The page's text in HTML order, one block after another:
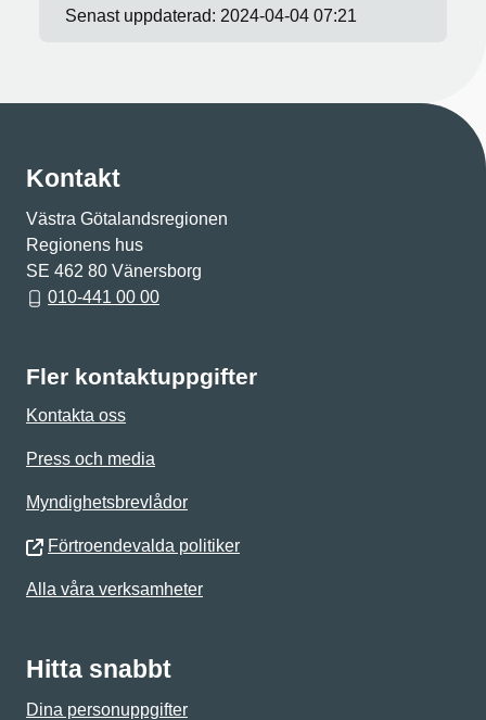
Senast uppdaterad: 2024-04-04 07:21
Kontakt
Västra Götalandsregionen
Regionens hus
SE 462 80 Vänersborg
010-441 00 00
Fler kontaktuppgifter
Kontakta oss
Press och media
Myndighetsbrevlådor
Förtroendevalda politiker
Alla våra verksamheter
Hitta snabbt
Dina personuppgifter